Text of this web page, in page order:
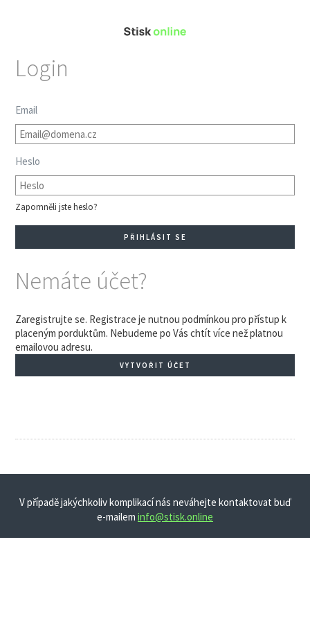
Login
Email
Heslo
Zapomněli jste heslo?
Nemáte účet?
Zaregistrujte se. Registrace je nutnou podmínkou pro přístup k
placeným porduktům. Nebudeme po Vás chtít více než platnou
emailovou adresu.
VYTVOŘIT ÚČET
V případě jakýchkoliv komplikací nás neváhejte kontaktovat buď
e-mailem info@stisk.online